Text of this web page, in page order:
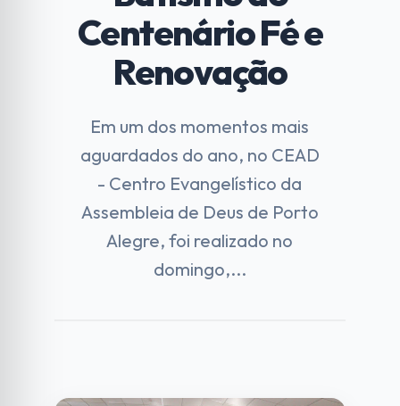
Centenário Fé e
Renovação
Em um dos momentos mais
aguardados do ano, no CEAD
- Centro Evangelístico da
Assembleia de Deus de Porto
Alegre, foi realizado no
domingo,...